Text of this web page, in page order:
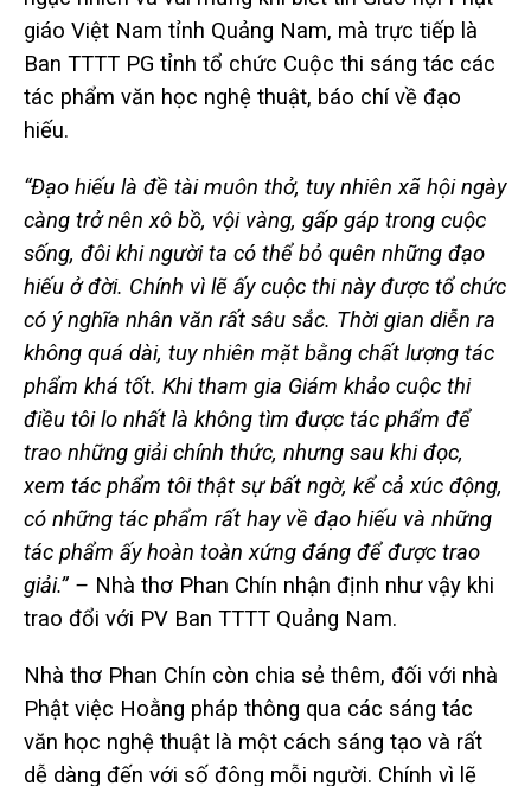
giáo Việt Nam tỉnh Quảng Nam, mà trực tiếp là
Ban TTTT PG tỉnh tổ chức Cuộc thi sáng tác các
tác phẩm văn học nghệ thuật, báo chí về đạo
hiếu.
“Đạo hiếu là đề tài muôn thở, tuy nhiên xã hội ngày
càng trở nên xô bồ, vội vàng, gấp gáp trong cuộc
sống, đôi khi người ta có thể bỏ quên những đạo
hiếu ở đời. Chính vì lẽ ấy cuộc thi này được tổ chức
có ý nghĩa nhân văn rất sâu sắc. Thời gian diễn ra
không quá dài, tuy nhiên mặt bằng chất lượng tác
phẩm khá tốt. Khi tham gia Giám khảo cuộc thi
điều tôi lo nhất là không tìm được tác phẩm để
trao những giải chính thức, nhưng sau khi đọc,
xem tác phẩm tôi thật sự bất ngờ, kể cả xúc động,
có những tác phẩm rất hay về đạo hiếu và những
tác phẩm ấy hoàn toàn xứng đáng để được trao
giải.” – Nhà thơ Phan Chín nhận định như vậy khi
trao đổi với PV Ban TTTT Quảng Nam.
Nhà thơ Phan Chín còn chia sẻ thêm, đối với nhà
Phật việc Hoằng pháp thông qua các sáng tác
văn học nghệ thuật là một cách sáng tạo và rất
dễ dàng đến với số đông mỗi người. Chính vì lẽ